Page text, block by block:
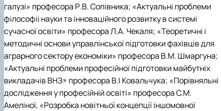
галузі» професора Р.В. Сопівника; «Актуальні проблеми
філософіі науки та інноваційного розвитку в системі
сучасної освіти» професора Л.А. Чекаля; «Теоретичні і
методичні основи управлінської підготовки фахівців для
аграрного сектору економіки» професора В.М. Шмаргуна;
«Актуальні проблеми професійної підготовки майбутніх
викладачів ВНЗ» професора В.І Ковальчука; «Порівняльні
дослідження у професійній освіті» професора С.М.
Амеліної, «Розробка новітньої концепції іншомовної